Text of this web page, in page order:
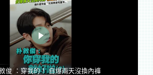
俊 ：穿我的！ 自爆兩天沒換內褲